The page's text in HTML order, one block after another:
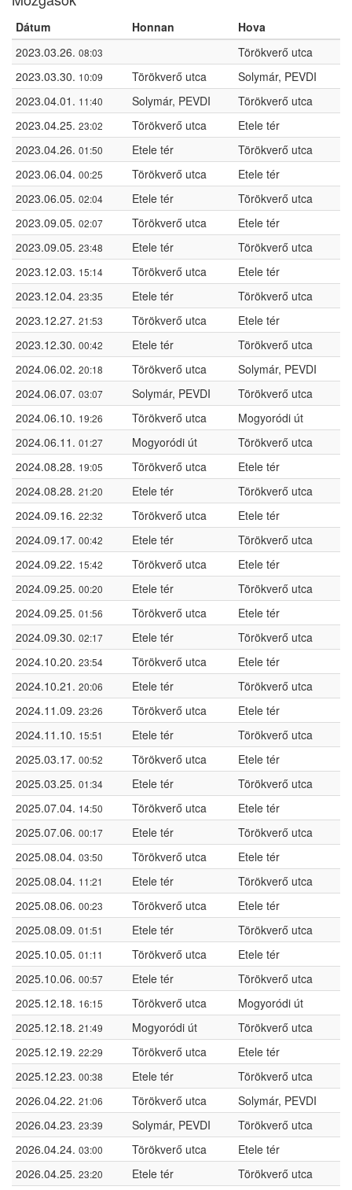
Dátum Honnan
Hova
2023.03.26. 08:03
Törökverő utca
2023.03.30. 10:09 Törökverő utca
Solymár, PEVDI
2023.04.01. 11:40 Solymár, PEVDI
Törökverő utca
2023.04.25. 23:02 Törökverő utca
Etele tér
2023.04.26. 01:50 Etele tér
Törökverő utca
2023.06.04. 00:25 Törökverő utca
Etele tér
2023.06.05. 02:04 Etele tér
Törökverő utca
2023.09.05. 02:07 Törökverő utca
Etele tér
2023.09.05. 23:48 Etele tér
Törökverő utca
2023.12.03. 15:14 Törökverő utca
Etele tér
2023.12.04. 23:35 Etele tér
Törökverő utca
2023.12.27. 21:53 Törökverő utca
Etele tér
2023.12.30. 00:42 Etele tér
Törökverő utca
2024.06.02. 20:18 Törökverő utca
Solymár, PEVDI
2024.06.07. 03:07 Solymár, PEVDI
Törökverő utca
2024.06.10. 19:26 Törökverő utca
Mogyoródi út
2024.06.11. 01:27 Mogyoródi út
Törökverő utca
2024.08.28. 19:05 Törökverő utca
Etele tér
2024.08.28. 21:20 Etele tér
Törökverő utca
2024.09.16. 22:32 Törökverő utca
Etele tér
2024.09.17. 00:42 Etele tér
Törökverő utca
2024.09.22. 15:42 Törökverő utca
Etele tér
2024.09.25. 00:20 Etele tér
Törökverő utca
2024.09.25. 01:56 Törökverő utca
Etele tér
2024.09.30. 02:17 Etele tér
Törökverő utca
2024.10.20. 23:54 Törökverő utca
Etele tér
2024.10.21. 20:06 Etele tér
Törökverő utca
2024.11.09. 23:26 Törökverő utca
Etele tér
2024.11.10. 15:51 Etele tér
Törökverő utca
2025.03.17. 00:52 Törökverő utca
Etele tér
2025.03.25. 01:34 Etele tér
Törökverő utca
2025.07.04. 14:50 Törökverő utca
Etele tér
2025.07.06. 00:17 Etele tér
Törökverő utca
2025.08.04. 03:50 Törökverő utca
Etele tér
2025.08.04. 11:21 Etele tér
Törökverő utca
2025.08.06. 00:23 Törökverő utca
Etele tér
2025.08.09. 01:51 Etele tér
Törökverő utca
2025.10.05. 01:11 Törökverő utca
Etele tér
2025.10.06. 00:57 Etele tér
Törökverő utca
2025.12.18. 16:15 Törökverő utca
Mogyoródi út
2025.12.18. 21:49 Mogyoródi út
Törökverő utca
2025.12.19. 22:29 Törökverő utca
Etele tér
2025.12.23. 00:38 Etele tér
Törökverő utca
2026.04.22. 21:06 Törökverő utca
Solymár, PEVDI
2026.04.23. 23:39 Solymár, PEVDI
Törökverő utca
2026.04.24. 03:00 Törökverő utca
Etele tér
2026.04.25. 23:20 Etele tér Törökverő utca